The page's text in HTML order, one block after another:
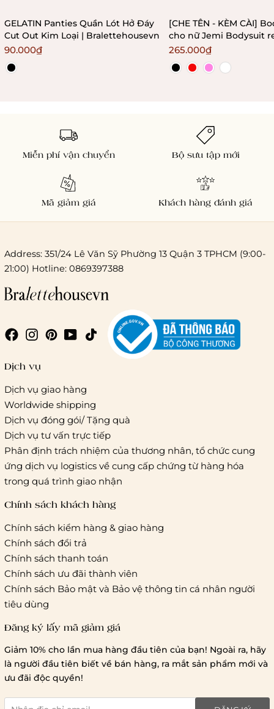
Chi phí giao hàng
Giao hàng trong ngày (hoả tốc)
Giao hàng tiêu chuẩn:
Hồ Chí Minh:
Áp dụng theo bảng giá cước của ĐVVC
Vietelpost/ Giaohangtietkiem và 1 số đối tác vận chuyển
Hà Nội và các tỉnh thành khác:
Áp dụng theo bảng giá
cước của ĐVVC Vietelpost/ Giaohangtietkiem... và 1 số đối
tác vận chuyển khác
Thời gian giao hàng
Hồ Chí Minh:
Hà Nội và các tỉnh thành khá
Lưu ý chung về chính sách vận chuyển
1 triệu đồng
giao hàng trong ngày
giao hàng tiêu chuẩn
miễn phí ship
GELATIN Panties Quần Lót Hở Đáy
Cut Out Kim Loại | Bralettehousevn
90.000₫
[CHE TÊN - KÈM CÀI]
cho nữ Jemi Bodysuit
không gọng không
Bralettehousevn
265.000₫
Miễn phí vận chuyển Bộ sưu tập mới
Mã giảm giá Khách hàng đánh giá
Address: 351/24 Lê Văn Sỹ Phường 13 Quận 3 TPHCM (9:00-
21:00) Hotline: 0869397388
Dịch vụ
Dịch vụ giao hàng
Worldwide shipping
Dịch vụ đóng gói/ Tặng quà
Dịch vụ tư vấn trực tiếp
Phân định trách nhiệm của thương nhân, tổ chức cung
ứng dịch vụ logistics về cung cấp chứng từ hàng hóa
trong quá trình giao nhận
Chính sách khách hàng
Chính sách kiểm hàng & giao hàng
Chính sách đổi trả
Chính sách thanh toán
Chính sách ưu đãi thành viên
Chính sách Bảo mật và Bảo vệ thông tin cá nhân người
tiêu dùng
Đăng ký lấy mã giảm giá
Giảm 10% cho lần mua hàng đầu tiên của bạn! Ngoài ra, hãy
là người đầu tiên biết về bán hàng, ra mắt sản phẩm mới và
ưu đãi độc quyền!